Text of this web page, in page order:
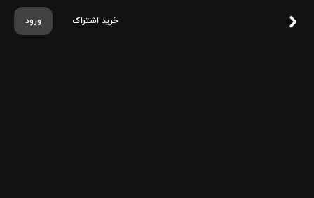
ورود خرید اشتراک